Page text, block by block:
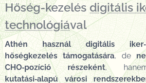
Hőség-kezelés digitális
technológiával
Athén használ digitális
hőségkezelés támogatására, de
CHO‑pozíció részeként,
kutatási‑alapú városi